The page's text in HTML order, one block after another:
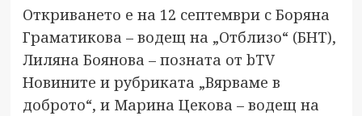
Откриването е на 12 септември с Боряна
Граматикова – водещ на „Отблизо“ (БНТ),
Лиляна Боянова – позната от bTV
Новините и рубриката „Вярваме в
доброто“, и Марина Цекова – водещ на